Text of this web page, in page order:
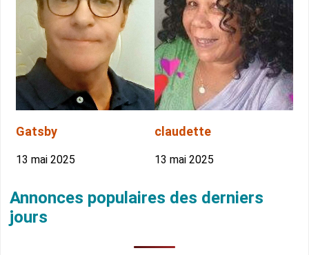
Gatsby
13 mai 2025
claudette
13 mai 2025
Annonces populaires des derniers
jours